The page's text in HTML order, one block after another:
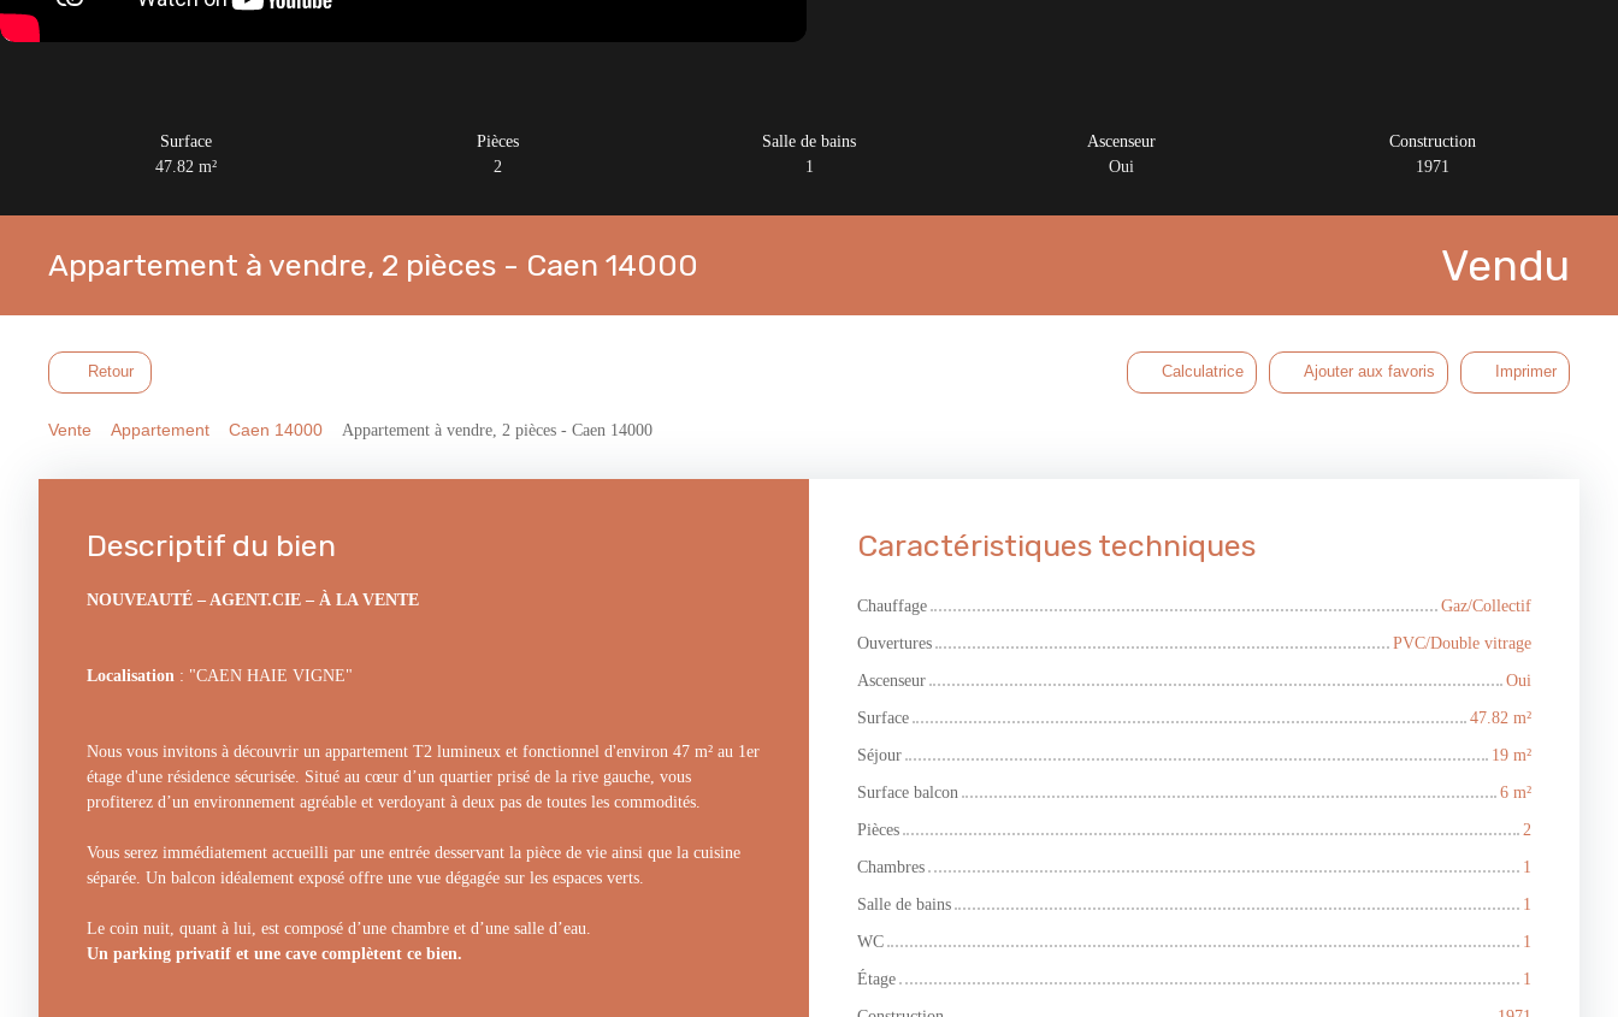
Surface
47.82 m²
Pièces
2
Salle de bains
1
Ascenseur
Oui
Construction
1971
Appartement à vendre, 2 pièces - Caen 14000 Vendu
Retour Calculatrice Ajouter aux favoris Imprimer
Vente Appartement Caen 14000 Appartement à vendre, 2 pièces - Caen 14000
Descriptif du bien
NOUVEAUTÉ – AGENT.CIE – À LA VENTE
Localisation : "CAEN HAIE VIGNE"
Nous vous invitons à découvrir un appartement T2 lumineux et fonctionnel d'environ 47 m² au 1er
étage d'une résidence sécurisée. Situé au cœur d’un quartier prisé de la rive gauche, vous
profiterez d’un environnement agréable et verdoyant à deux pas de toutes les commodités.
Vous serez immédiatement accueilli par une entrée desservant la pièce de vie ainsi que la cuisine
séparée. Un balcon idéalement exposé offre une vue dégagée sur les espaces verts.
Le coin nuit, quant à lui, est composé d’une chambre et d’une salle d’eau.
Un parking privatif et une cave complètent ce bien.
Caractéristiques techniques
Chauffage
Gaz/Collectif
Ouvertures
PVC/Double vitrage
Ascenseur
Oui
Surface
47.82 m²
Séjour
19 m²
Surface balcon
6 m²
Pièces
2
Chambres
1
Salle de bains
1
WC
1
Étage
1